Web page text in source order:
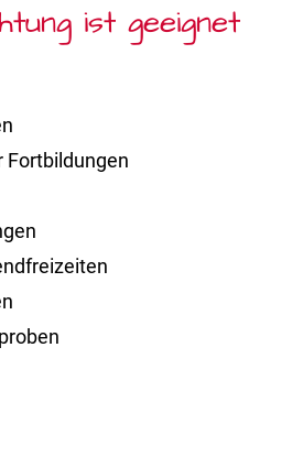
ist geeignet
Fortbildungen